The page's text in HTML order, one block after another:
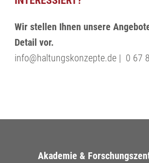
Wir stellen Ihnen unsere
Detail vor.
info@haltungskonzepte.de | 0 67
Akademie &